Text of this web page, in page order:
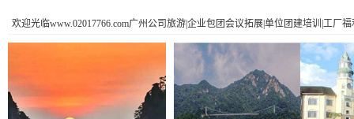
欢迎光临www.02017766.com广州公司旅游|企业包团会议拓展|单位团建培训|工厂